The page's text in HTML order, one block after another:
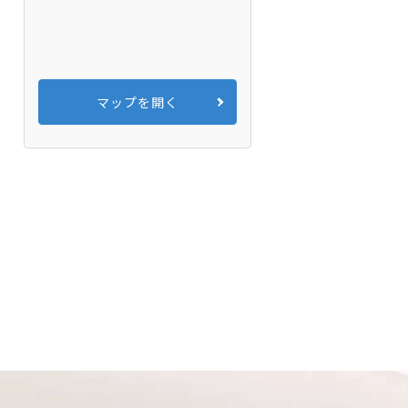
マップを開く